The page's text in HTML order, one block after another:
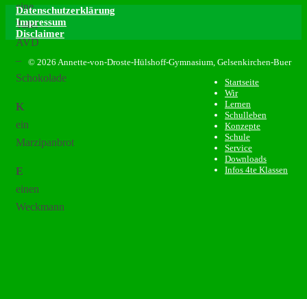
eine
Tafel
AVD
–
Schokolade
K
ein
Marzipanbrot
E
einen
Weckmann
Datenschutzerklärung
Impressum
Disclaimer
© 2026 Annette-von-Droste-Hülshoff-Gymnasium, Gelsenkirchen-Buer
Startseite
Wir
Lernen
Schulleben
Konzepte
Schule
Service
Downloads
Infos 4te Klassen